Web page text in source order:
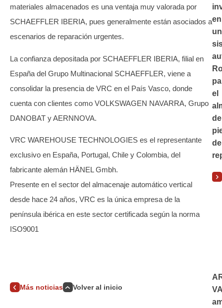
materiales almacenados es una ventaja muy valorada por
SCHAEFFLER IBERIA, pues generalmente están asociados a
escenarios de reparación urgentes.
La confianza depositada por SCHAEFFLER IBERIA, filial en
España del Grupo Multinacional SCHAEFFLER, viene a
consolidar la presencia de VRC en el País Vasco, donde
cuenta con clientes como VOLKSWAGEN NAVARRA, Grupo
DANOBAT y AERNNOVA.
VRC WAREHOUSE TECHNOLOGIES es el representante
exclusivo en España, Portugal, Chile y Colombia, del
fabricante alemán HÄNEL Gmbh.
Presente en el sector del almacenaje automático vertical
desde hace 24 años, VRC es la única empresa de la
península ibérica en este sector certificada según la norma
ISO9001
Más noticias Volver al inicio
en
un
el
de
de